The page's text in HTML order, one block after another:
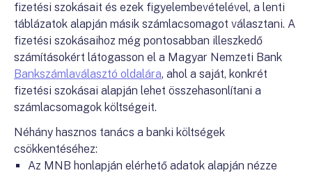
fizetési szokásait és ezek figyelembevételével, a lenti
táblázatok alapján másik számlacsomagot választani. A
fizetési szokásaihoz még pontosabban illeszkedő
számításokért látogasson el a Magyar Nemzeti Bank
Bankszámlaválasztó oldalára, ahol a saját, konkrét
fizetési szokásai alapján lehet összehasonlítani a
számlacsomagok költségeit.
Néhány hasznos tanács a banki költségek
csökkentéséhez:
Az MNB honlapján elérhető adatok alapján nézze